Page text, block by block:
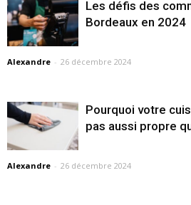
Les défis des
Bordeaux en 2024
Alexandre - 26 décembre 2024
Pourquoi votre
pas aussi propre
Alexandre - 26 décembre 2024